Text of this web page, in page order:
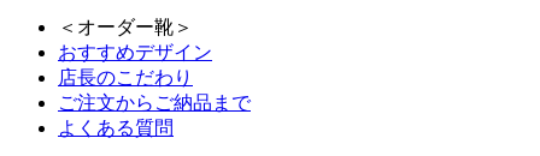
＜オーダー靴＞
おすすめデザイン
店長のこだわり
ご注文からご納品まで
よくある質問